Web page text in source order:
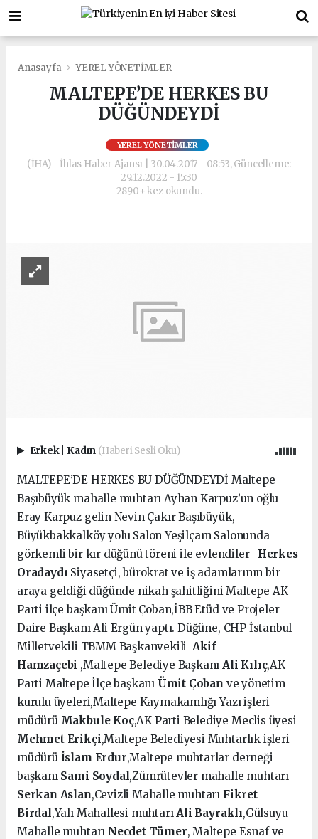
Anasayfa YEREL YÖNETİMLER
MALTEPE’DE HERKES BU
DÜĞÜNDEYDİ
YEREL YÖNETİMLER
(İHA) - İhlas Haber Ajansı | 30.04.2017 - 08:53, Güncelleme:
29.12.2022 - 15:30
2890+ kez okundu.
Erkek Kadın (Haberi Sesli Oku)
MALTEPE’DE HERKES BU DÜĞÜNDEYDİ Maltepe
Başıbüyük mahalle muhtarı Ayhan Karpuz’un oğlu
Eray Karpuz gelin Nevin Çakır Başıbüyük,
Büyükbakkalköy yolu Salon Yeşilçam Salonunda
görkemli bir kır düğünü töreni ile evlendiler Herkes
Oradaydı Siyasetçi, bürokrat ve iş adamlarının bir
araya geldiği düğünde nikah şahitliğini Maltepe AK
Parti ilçe başkanı Ümit Çoban,İBB Etüd ve Projeler
Daire Başkanı Ali Ergün yaptı. Düğüne, CHP İstanbul
Milletvekili TBMM Başkanvekili Akif
Hamzaçebi ,Maltepe Belediye BaşkanıAli Kılıç,AK
Parti Maltepe İlçe başkanı Ümit Çoban ve yönetim
kurulu üyeleri,Maltepe Kaymakamlığı Yazı işleri
müdürü Makbule Koç,AK Parti Belediye Meclis üyesi
Mehmet Erikçi,Maltepe Belediyesi Muhtarlık işleri
müdürü İslam Erdur,Maltepe muhtarlar derneği
başkanıSami Soydal,Zümrütevler mahalle muhtarı
Serkan Aslan,Cevizli Mahalle muhtarı Fikret
Birdal,Yalı Mahallesi muhtarıAli Bayraklı,Gülsuyu
Mahalle muhtarı Necdet Tümer, Maltepe Esnaf ve